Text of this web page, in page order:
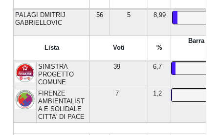
PALAGI DMITRIJ
GABRIELLOVIC
56 5 8,99
Lista Voti %
Barra %
SINISTRA
PROGETTO
COMUNE
39 6,7
FIRENZE
AMBIENTALIST
A E SOLIDALE
CITTA' DI PACE
7 1,2